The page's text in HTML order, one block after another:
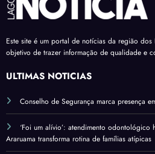
Este site é um portal de notícias da região dos
objetivo de trazer informação de qualidade e
ÚLTIMAS NOTÍCIAS
Conselho de Segurança marca presença
‘Foi um alívio’: atendimento odontológico
Araruama transforma rotina de famílias atípicas